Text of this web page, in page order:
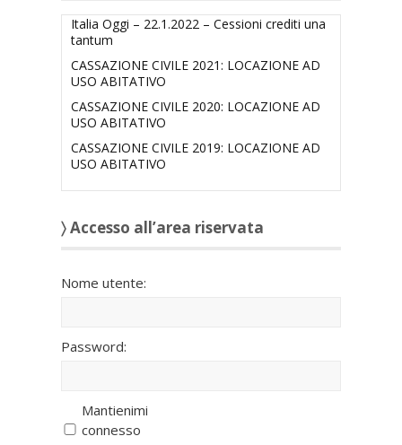
Italia Oggi – 22.1.2022 – Cessioni crediti una
tantum
CASSAZIONE CIVILE 2021: LOCAZIONE AD
USO ABITATIVO
CASSAZIONE CIVILE 2020: LOCAZIONE AD
USO ABITATIVO
CASSAZIONE CIVILE 2019: LOCAZIONE AD
USO ABITATIVO
〉 Accesso all’area riservata
Nome utente:
Password:
Mantienimi
connesso